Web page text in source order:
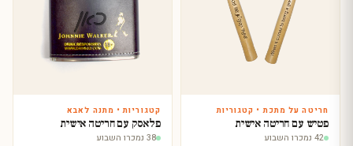
עצב עכשיו
חריטה על מתכת • קטגוריות
פטיש עם חריטה אישית
42 נמכרו השבוע
עצב עכשיו
קטגוריות • מתנה לאבא
פלאסק עם חריטה אישית
38 נמכרו השבוע